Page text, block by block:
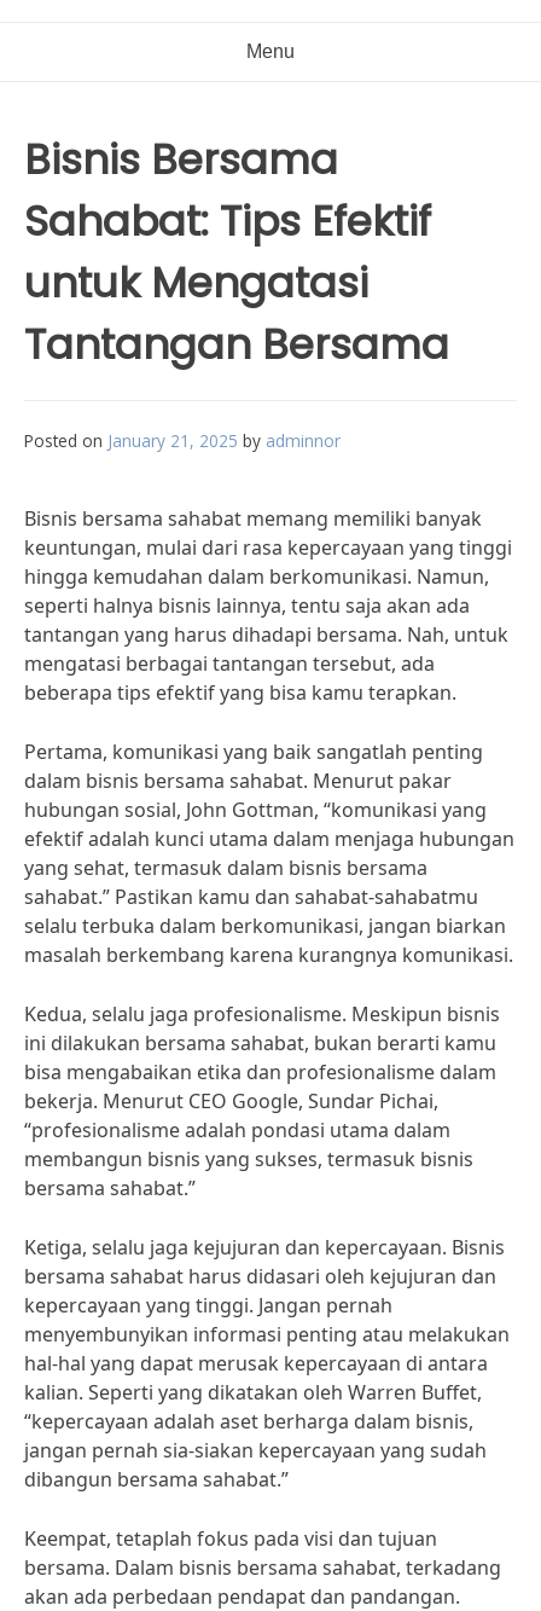
Menu
Bisnis Bersama
Sahabat: Tips Efektif
untuk Mengatasi
Tantangan Bersama
Posted on January 21, 2025 by adminnor
Bisnis bersama sahabat memang memiliki banyak
keuntungan, mulai dari rasa kepercayaan yang tinggi
hingga kemudahan dalam berkomunikasi. Namun,
seperti halnya bisnis lainnya, tentu saja akan ada
tantangan yang harus dihadapi bersama. Nah, untuk
mengatasi berbagai tantangan tersebut, ada
beberapa tips efektif yang bisa kamu terapkan.
Pertama, komunikasi yang baik sangatlah penting
dalam bisnis bersama sahabat. Menurut pakar
hubungan sosial, John Gottman, “komunikasi yang
efektif adalah kunci utama dalam menjaga hubungan
yang sehat, termasuk dalam bisnis bersama
sahabat.” Pastikan kamu dan sahabat-sahabatmu
selalu terbuka dalam berkomunikasi, jangan biarkan
masalah berkembang karena kurangnya komunikasi.
Kedua, selalu jaga profesionalisme. Meskipun bisnis
ini dilakukan bersama sahabat, bukan berarti kamu
bisa mengabaikan etika dan profesionalisme dalam
bekerja. Menurut CEO Google, Sundar Pichai,
“profesionalisme adalah pondasi utama dalam
membangun bisnis yang sukses, termasuk bisnis
bersama sahabat.”
Ketiga, selalu jaga kejujuran dan kepercayaan. Bisnis
bersama sahabat harus didasari oleh kejujuran dan
kepercayaan yang tinggi. Jangan pernah
menyembunyikan informasi penting atau melakukan
hal-hal yang dapat merusak kepercayaan di antara
kalian. Seperti yang dikatakan oleh Warren Buffet,
“kepercayaan adalah aset berharga dalam bisnis,
jangan pernah sia-siakan kepercayaan yang sudah
dibangun bersama sahabat.”
Keempat, tetaplah fokus pada visi dan tujuan
bersama. Dalam bisnis bersama sahabat, terkadang
akan ada perbedaan pendapat dan pandangan.